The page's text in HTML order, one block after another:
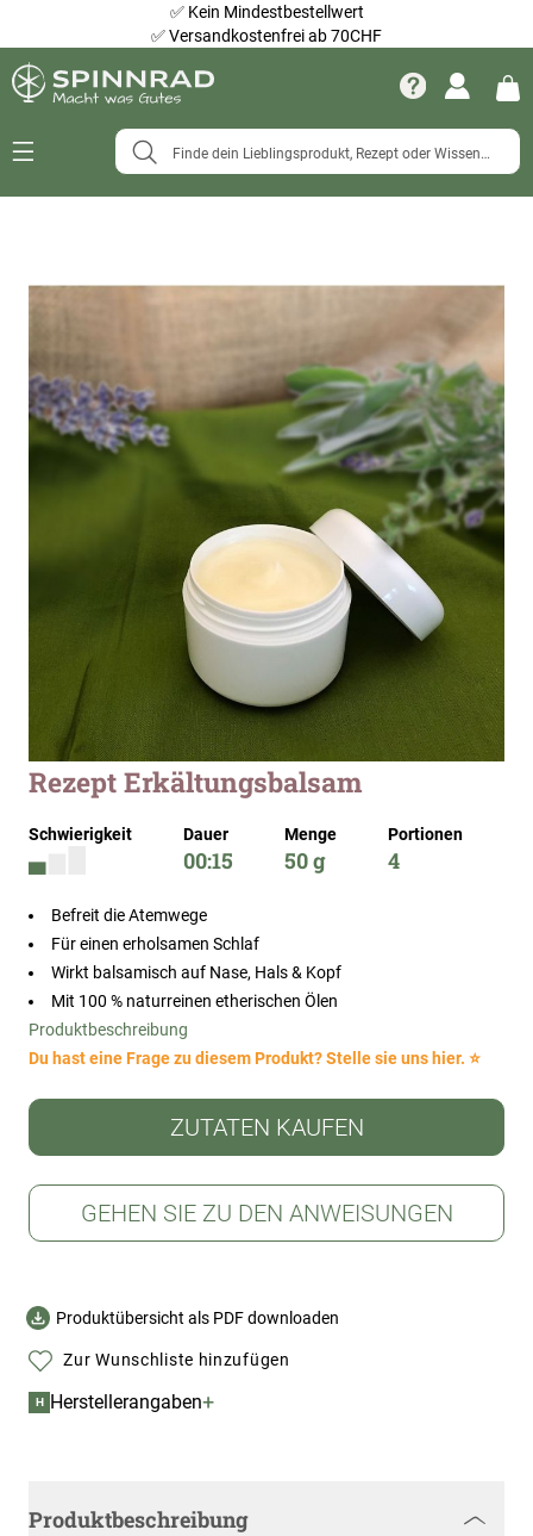
✅ Kein Mindestbestellwert
✅Versandkostenfrei ab 70CHF
Navigation
springen
Zum
Anfang
Bildergalerie
springen
Rezept Erkältungsbalsam
Schwierigkeit Dauer
00:15
Menge
50 g
Portionen
4
Befreit die Atemwege
Für einen erholsamen Schlaf
Wirkt balsamisch auf Nase, Hals & Kopf
Mit 100 % naturreinen etherischen Ölen
Produktbeschreibung
Du hast eine Frage zu diesem Produkt? Stelle sie uns hier. ⭐
ZUTATEN KAUFEN
GEHEN SIE ZU DEN ANWEISUNGEN
Produktübersicht als PDF downloaden
Zur Wunschliste hinzufügen
H Herstellerangaben+
Produktbeschreibung